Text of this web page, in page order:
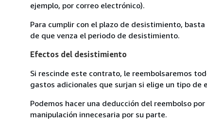
ejemplo, por correo electrónico).
Para cumplir con el plazo de desistimiento,
de que venza el periodo de desistimiento.
Efectos del desistimiento
Si rescinde este contrato, le reembolsaremos
gastos adicionales que surjan si elige un tipo de
Podemos hacer una deducción del reembolso
manipulación innecesaria por su parte.